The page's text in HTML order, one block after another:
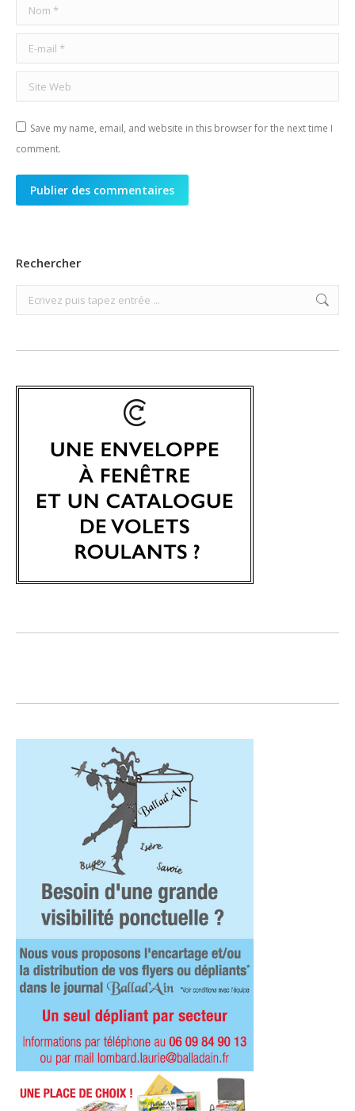
Nom *
E-mail *
Site Web
Save my name, email, and website in this browser for the next time I
comment.
Publier des commentaires
Rechercher
Search: